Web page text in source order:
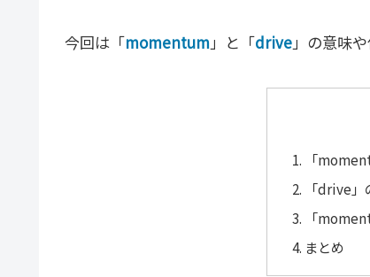
今回は「momentum」と「drive」の意味
「
「drive
「
まとめ